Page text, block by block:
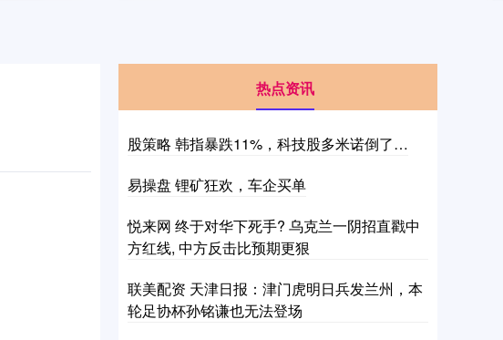
热点资讯
股策略 韩指暴跌11%，科技股多米诺倒了…
易操盘 锂矿狂欢，车企买单
悦来网 终于对华下死手? 乌克兰一阴招直戳中
方红线, 中方反击比预期更狠
联美配资 天津日报：津门虎明日兵发兰州，本
轮足协杯孙铭谦也无法登场